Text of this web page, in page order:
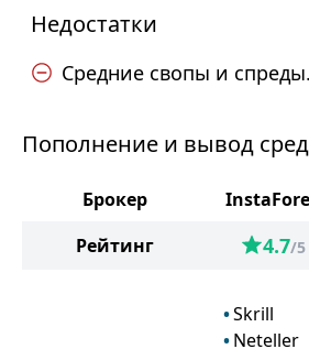
Недостатки
Средние свопы и спреды.
Пополнение и вывод
Брокер
Рейтинг
4.7/5
Skrill
Neteller